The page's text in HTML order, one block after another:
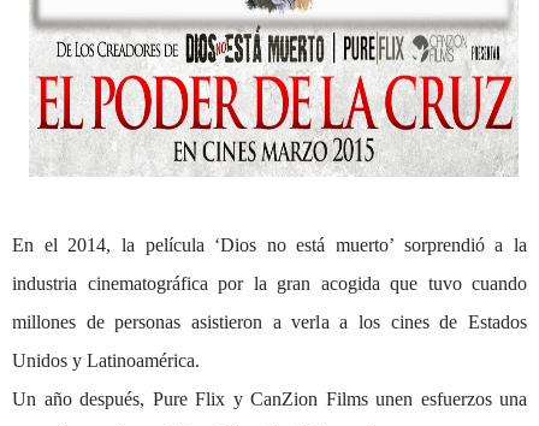
En el 2014, la película ‘Dios no está muerto’ sorprendió a la
industria cinematográfica por la gran acogida que tuvo cuando
millones de personas asistieron a verla a los cines de Estados
Unidos y Latinoamérica.
Un año después, Pure Flix y CanZion Films unen esfuerzos una